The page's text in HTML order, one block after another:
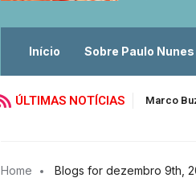
Início Sobre Paulo Nunes
ÚLTIMAS NOTÍCIAS Marco
Home Blogs for dezembro 9th,